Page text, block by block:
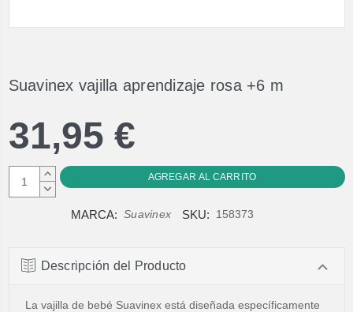
Suavinex vajilla aprendizaje rosa +6 m
31,95 €
AUMENTAR
CANTIDAD:
DISMINUIR
MARCA: Suavinex SKU: 158373
Descripción del Producto
La vajilla de bebé Suavinex está diseñada específicamente